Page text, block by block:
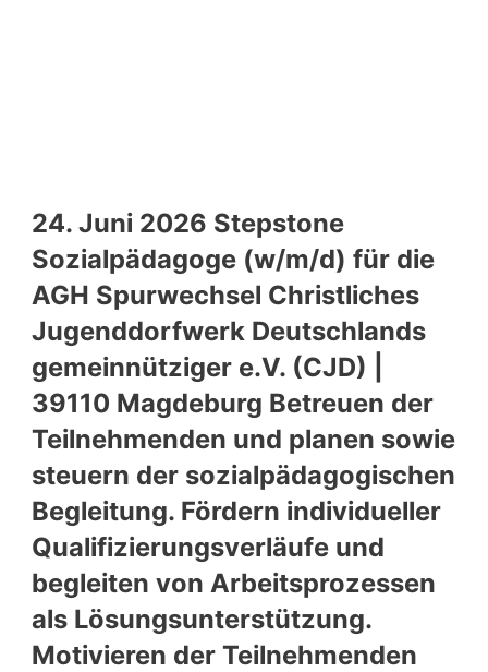
24. Juni 2026 Stepstone
Sozialpädagoge (w/m/d) für die
AGH Spurwechsel Christliches
Jugenddorfwerk Deutschlands
gemeinnütziger e.V. (CJD) |
39110 Magdeburg Betreuen der
Teilnehmenden und planen sowie
steuern der sozialpädagogischen
Begleitung. Fördern individueller
Qualifizierungsverläufe und
begleiten von Arbeitsprozessen
als Lösungsunterstützung.
Motivieren der Teilnehmenden